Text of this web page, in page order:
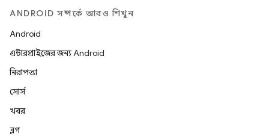
ANDROID সম্পর্কে আরও শিখুন
Android
এন্টারপ্রাইজের জন্য Android
নিরাপত্তা
সোর্স
খবর
ব্লগ